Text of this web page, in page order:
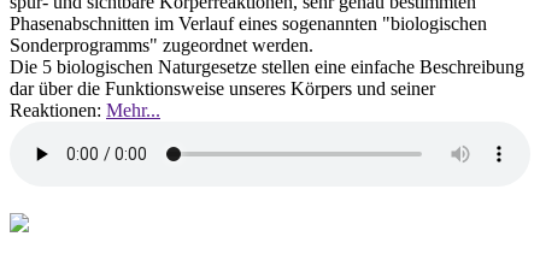
Phasenabschnitten im Verlauf eines sogenannten "biologischen
Sonderprogramms" zugeordnet werden.
Die 5 biologischen Naturgesetze stellen eine einfache Beschreibung
dar über die Funktionsweise unseres Körpers und seiner
Reaktionen: Mehr...